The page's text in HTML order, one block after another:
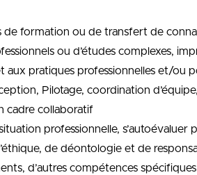
de formation ou de transfert de
ou d’études complexes,
aux pratiques professionnelles et/ou
Pilotage, coordination
cadre collaboratif
professionnelle,
de déontologie et de
d’autres compétences